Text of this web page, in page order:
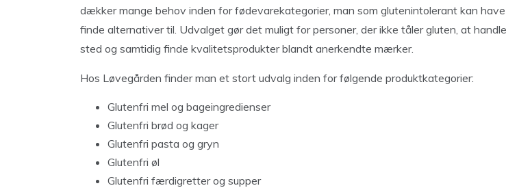
dækker mange behov inden for fødevarekategorier, man som glutenintolerant kan
finde alternativer til. Udvalget gør det muligt for personer, der ikke tåler gluten, at
sted og samtidig finde kvalitetsprodukter blandt anerkendte mærker.
Hos Løvegården finder man et stort udvalg inden for følgende produktkategorier:
Glutenfri mel og bageingredienser
Glutenfri brød og kager
Glutenfri pasta og gryn
Glutenfri øl
Glutenfri færdigretter og supper